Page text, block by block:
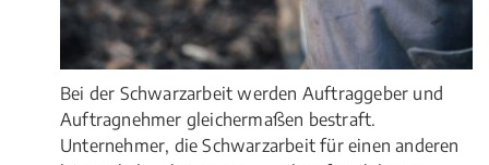
Bei der Schwarzarbeit werden Auftraggeber und
Auftragnehmer gleichermaßen bestraft.
Unternehmer, die Schwarzarbeit für einen anderen